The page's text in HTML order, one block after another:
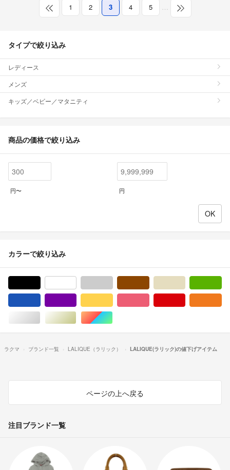
1 2 3 4 5 …
タイプで絞り込み
レディース
メンズ
キッズ／ベビー／マタニティ
商品の価格で絞り込み
円〜 円
カラーで絞り込み
シルバー/銀色系ゴールド/金色系マルチカラー
ラクマ ブランド一覧 LALIQUE（ラリック） LALIQUE(ラリック)の値下げアイテム
ページの上へ戻る
注目ブランド一覧